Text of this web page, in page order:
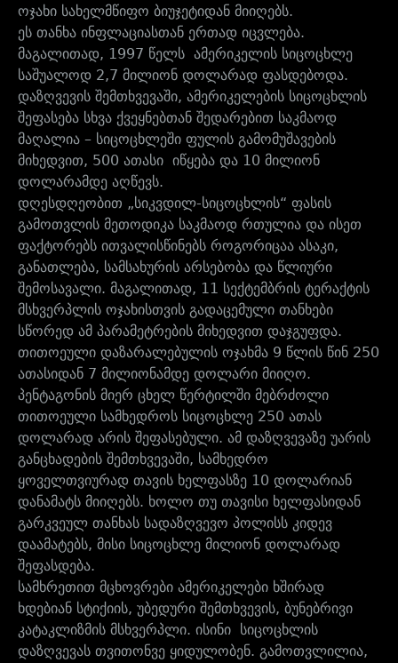
ოჯახი სახელმწიფო ბიუჯეტიდან მიიღებს.
ეს თანხა ინფლაციასთან ერთად იცვლება.
მაგალითად, 1997 წელს ამერიკელის სიცოცხლე
საშუალოდ 2,7 მილიონ დოლარად ფასდებოდა.
დაზღვევის შემთხვევაში, ამერიკელების სიცოცხლის
შეფასება სხვა ქვეყნებთან შედარებით საკმაოდ
მაღალია – სიცოცხლეში ფულის გამომუშავების
მიხედვით, 500 ათასი იწყება და 10 მილიონ
დოლარამდე აღწევს.
დღესდღეობით „სიკვდილ-სიცოცხლის“ ფასის
გამოთვლის მეთოდიკა საკმაოდ რთულია და ისეთ
ფაქტორებს ითვალისწინებს როგორიცაა ასაკი,
განათლება, სამსახურის არსებობა და წლიური
შემოსავალი. მაგალითად, 11 სექტემბრის ტერაქტის
მსხვერპლის ოჯახისთვის გადაცემული თანხები
სწორედ ამ პარამეტრების მიხედვით დაჯგუფდა.
თითოეული დაზარალებულის ოჯახმა 9 წლის წინ 250
ათასიდან 7 მილიონამდე დოლარი მიიღო.
პენტაგონის მიერ ცხელ წერტილში მებრძოლი
თითოეული სამხედროს სიცოცხლე 250 ათას
დოლარად არის შეფასებული. ამ დაზღვევაზე უარის
განცხადების შემთხვევაში, სამხედრო
ყოველთვიურად თავის ხელფასზე 10 დოლარიან
დანამატს მიიღებს. ხოლო თუ თავისი ხელფასიდან
გარკვეულ თანხას სადაზღვევო პოლისს კიდევ
დაამატებს, მისი სიცოცხლე მილიონ დოლარად
შეფასდება.
სამხრეთით მცხოვრები ამერიკელები ხშირად
ხდებიან სტიქიის, უბედური შემთხვევის, ბუნებრივი
კატაკლიზმის მსხვერპლი. ისინი სიცოცხლის
დაზღვევას თვითონვე ყიდულობენ. გამოთვლილია,